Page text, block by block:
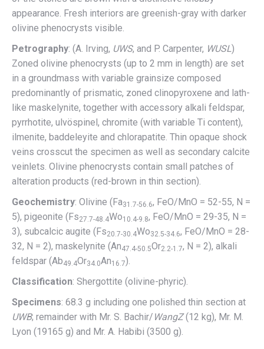
appearance. Fresh interiors are greenish-gray with darker
olivine phenocrysts visible.
Petrography: (A. Irving, UWS, and P. Carpenter, WUSL)
Zoned olivine phenocrysts (up to 2 mm in length) are set
in a groundmass with variable grainsize composed
predominantly of prismatic, zoned clinopyroxene and lath-
like maskelynite, together with accessory alkali feldspar,
pyrrhotite, ulvöspinel, chromite (with variable Ti content),
ilmenite, baddeleyite and chlorapatite. Thin opaque shock
veins crosscut the specimen as well as secondary calcite
veinlets. Olivine phenocrysts contain small patches of
alteration products (red-brown in thin section).
Geochemistry: Olivine (Fa31.7-56.6, FeO/MnO = 52-55, N =
5), pigeonite (Fs27.7-48.4Wo10.4-9.8, FeO/MnO = 29-35, N =
3), subcalcic augite (Fs20.7-30.4Wo32.5-34.6, FeO/MnO = 28-
32, N = 2), maskelynite (An47.4-50.5Or2.2-1.7, N = 2), alkali
feldspar (Ab49.4Or34.0An16.7).
Classification: Shergottite (olivine-phyric).
Specimens: 68.3 g including one polished thin section at
UWB; remainder with Mr. S. Bachir/ WangZ(12 kg), Mr. M.
Lyon (19165 g) and Mr. A. Habibi (3500 g).